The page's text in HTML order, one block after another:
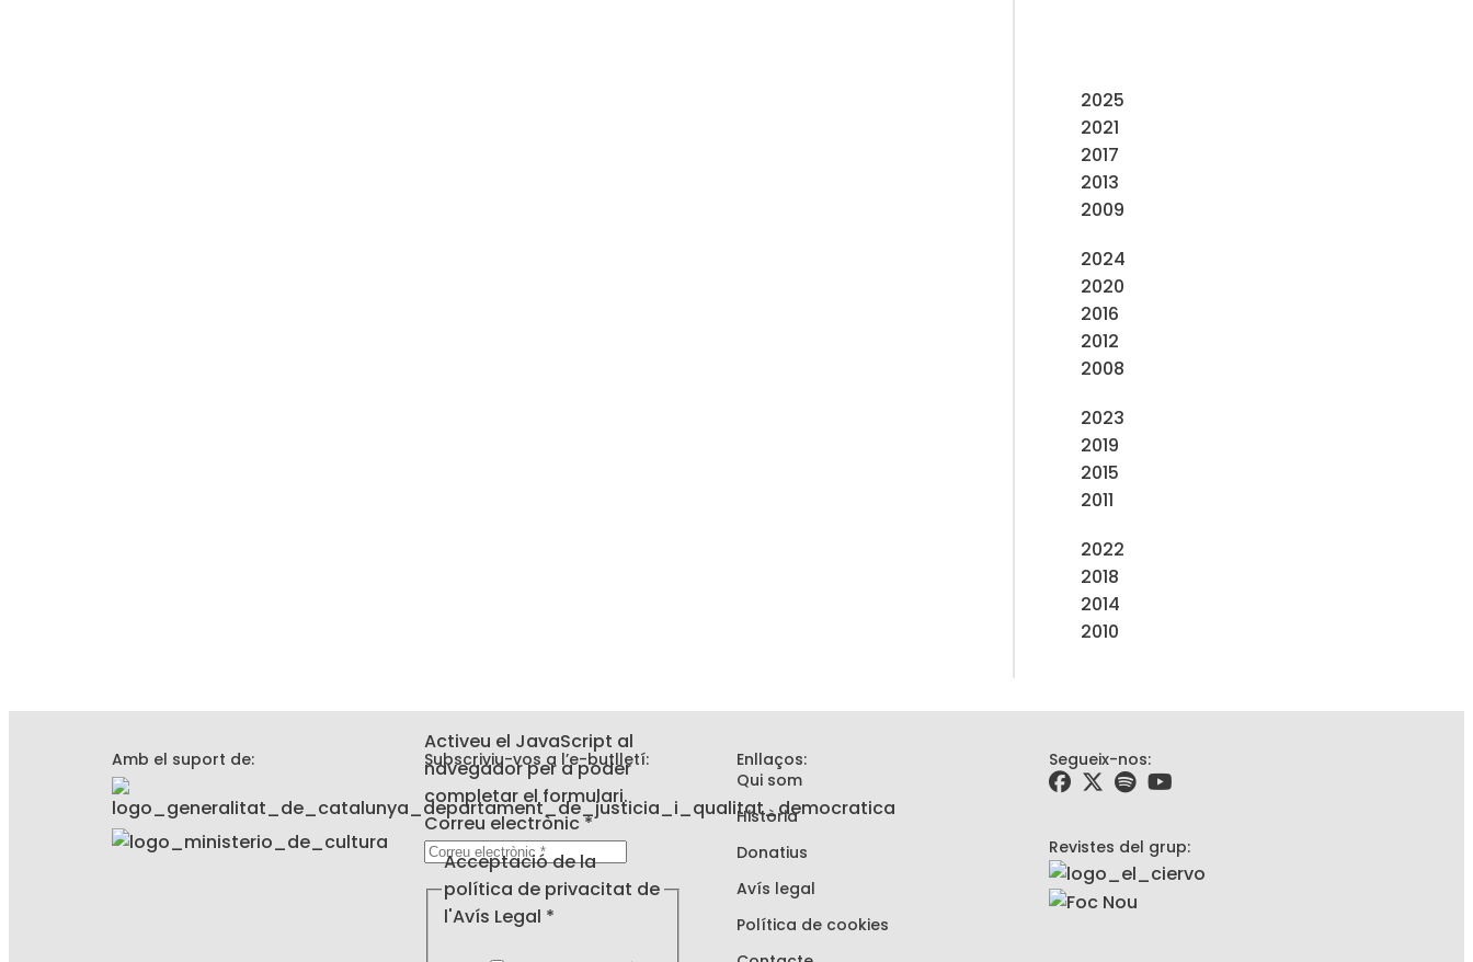
2025
2021
2017
2013
2009
2024
2020
2016
2012
2008
2023
2019
2015
2011
2022
2018
2014
2010
Amb el suport de: Subscriviu-vos a l’e-butlletí:
Activeu el JavaScript al
navegador per a poder
completar el formulari.
Correu electrònic*
Acceptació
de
electrònic
Acceptació de la
política de privacitat de
l'Avís Legal *
Enllaços:
Qui som
Història
Donatius
Avís legal
Política de cookies
Segueix-nos:
Revistes del grup: